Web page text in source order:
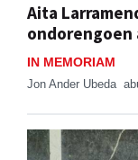
Aita
IN MEMORIAM
Jon Ander Ubeda